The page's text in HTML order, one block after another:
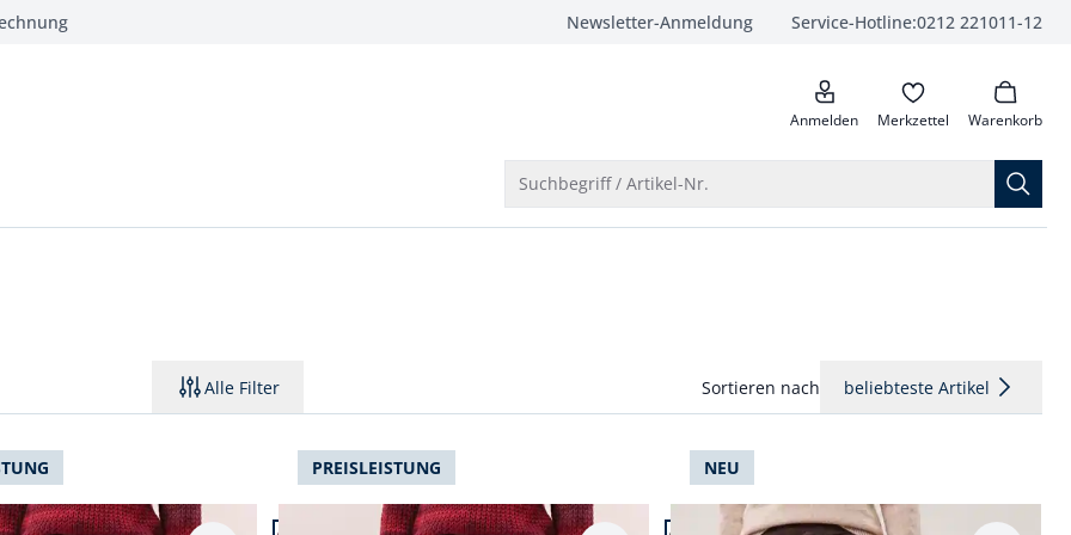
Newsletter-Anmeldung Service-Hotline:0212 221011-12
anrufen
Anmelden Merkzettel Warenkorb
Suchbegriff / Artikel-Nr.
Alle Filter Sortieren nach beliebteste Artikel
Artikel 3 von 20.
PREISLEISTUNG
Artikel 4 von 20.
NEU